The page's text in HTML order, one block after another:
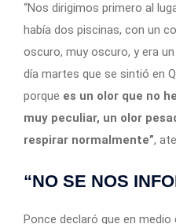
“Nos dirigimos primero al
había dos piscinas, con un
oscuro, muy oscuro, y era
día martes que se sintió en
porque es un olor que no
muy peculiar, un olor
respirar normalmente”,
“NO SE NOS
Ponce declaró que en